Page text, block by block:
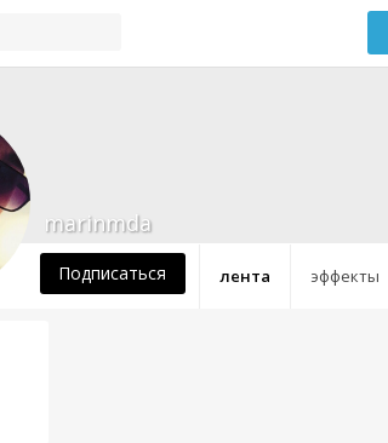
лента эффекты
marinmda
Подписаться